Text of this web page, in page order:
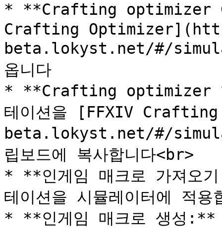
* **Crafting optimizer
Crafting
beta.lokyst.net/#/
옵니다
* **Crafting optimizer 형
테이션을 [FFXIV
beta.lokyst.net/#/
립보드에 복사합니다<br>
* **인게임 매크로 가져오
테이션을 시뮬레이터에 적용
* **인게임 매크로 생성:**